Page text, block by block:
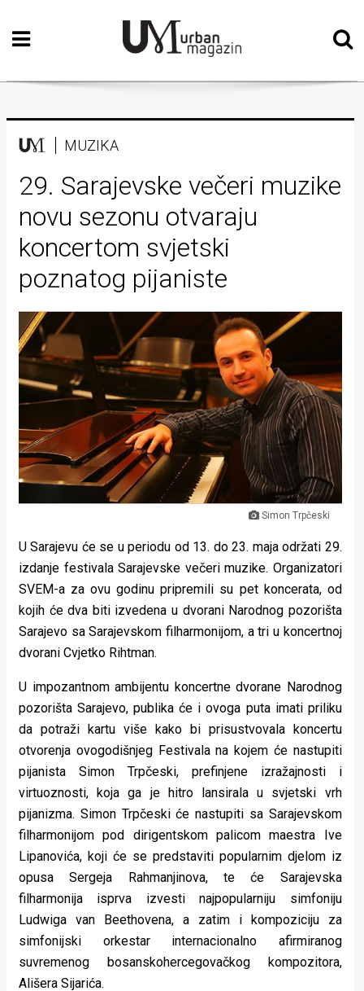
Početna
Vizualne
Teatar
Književnost
Muzika
Film
Intervju
Kolumne
Kultura
Lifestyle
Fashion
Zdravlje
stolom
u
pokretu
Ideje
koje
rade
Urban
Places
Aktivizam
Aktuelnosti
About
Urban
MUZIKA
29. Sarajevske večeri muzike
novu sezonu otvaraju
koncertom svjetski
poznatog pijaniste
Simon Trpčeski
U Sarajevu će se u periodu od 13. do 23. maja održati 29.
izdanje festivala Sarajevske večeri muzike. Organizatori
SVEM-a za ovu godinu pripremili su pet koncerata, od
kojih će dva biti izvedena u dvorani Narodnog pozorišta
Sarajevo sa Sarajevskom filharmonijom, a tri u koncertnoj
dvorani Cvjetko Rihtman.
U impozantnom ambijentu koncertne dvorane Narodnog
pozorišta Sarajevo, publika će i ovoga puta imati priliku
da potraži kartu više kako bi prisustvovala koncertu
otvorenja ovogodišnjeg Festivala na kojem će nastupiti
pijanista Simon Trpčeski, prefinjene izražajnosti i
virtuoznosti, koja ga je hitro lansirala u svjetski vrh
pijanizma. Simon Trpčeski će nastupiti sa Sarajevskom
filharmonijom pod dirigentskom palicom maestra Ive
Lipanovića, koji će se predstaviti popularnim djelom iz
opusa Sergeja Rahmanjinova, te će Sarajevska
filharmonija isprva izvesti najpopularniju simfoniju
Ludwiga van Beethovena, a zatim i kompoziciju za
simfonijski orkestar internacionalno afirmiranog
suvremenog bosanskohercegovačkog kompozitora,
Ališera Sijarića.